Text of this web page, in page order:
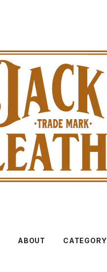
ABOUT CATEGORY